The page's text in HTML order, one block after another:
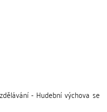
- Hudební výchova se